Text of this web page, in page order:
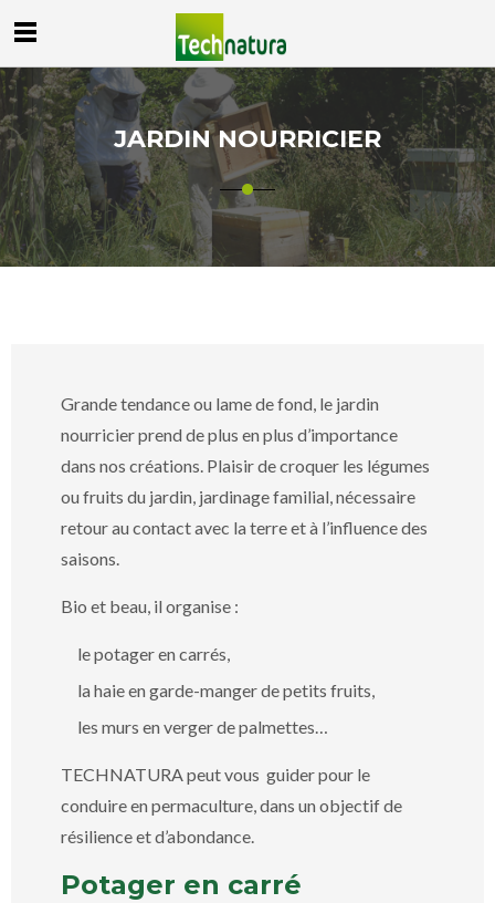
JARDIN NOURRICIER
Grande tendance ou lame de fond, le jardin
nourricier prend de plus en plus d’importance
dans nos créations. Plaisir de croquer les légumes
ou fruits du jardin, jardinage familial, nécessaire
retour au contact avec la terre et à l’influence des
saisons.
Bio et beau, il organise :
le potager en carrés,
la haie en garde-manger de petits fruits,
les murs en verger de palmettes…
TECHNATURA peut vous guider pour le
conduire en permaculture, dans un objectif de
résilience et d’abondance.
Potager en carré